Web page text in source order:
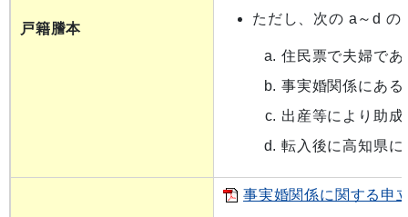
戸籍謄本
ただし、次の a～d の
住民票で夫婦で
事実婚関係にある
出産等により助
転入後に高知県
事実婚関係に関する申